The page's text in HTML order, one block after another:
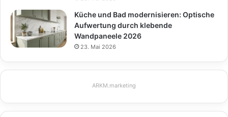
Küche und Bad modernisieren: Optische
Aufwertung durch klebende
Wandpaneele 2026
23. Mai 2026
ARKM.marketing